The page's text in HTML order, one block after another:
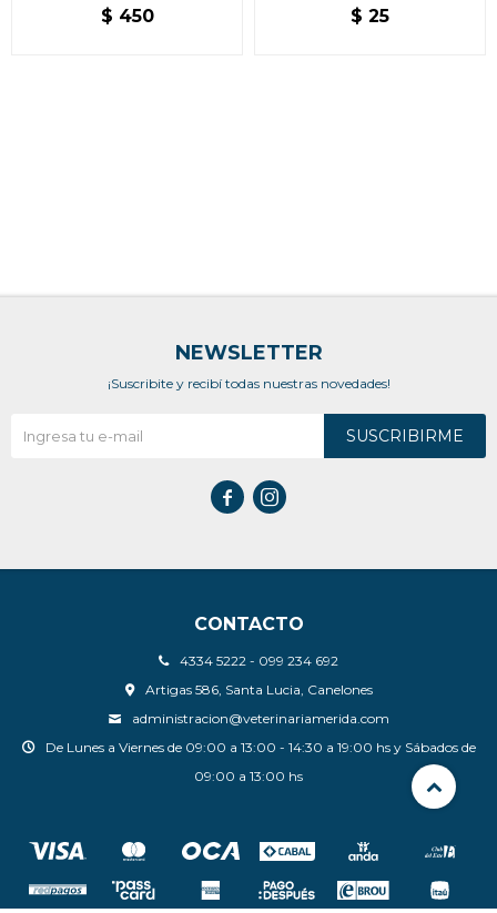
ANTI ANSIEDAD
$ 450 $ 25
CONTACTO
4334 5222 - 099 234 692
Artigas 586, Santa Lucia, Canelones
administracion@veterinariamerida.com
De Lunes a Viernes de 09:00 a 13:00 - 14:30 a 19:00 hs y Sábados de
09:00 a 13:00 hs
NEWSLETTER
¡Suscribite y recibí todas nuestras novedades!
SUSCRIBIRME
 